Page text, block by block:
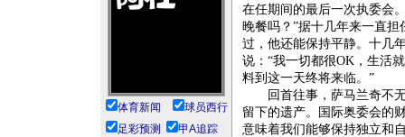
体育新闻
球员西行
足彩预测
甲A追踪
在任期间的最后一次执委会
晚餐吗？”据十几年来一直
过，他还能保持平静。十几
说：“我一切都很OK，生活
料到这一天终将来临。”
回首往事，萨马兰奇不无
留下的遗产。国际奥委会的
意味着我们能够保持独立和